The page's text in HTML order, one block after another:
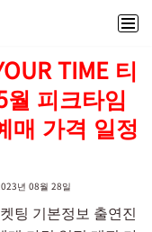
TIME 티
피크타임
매 가격 일정
년 08월 28일
팅 기본정보 출연진